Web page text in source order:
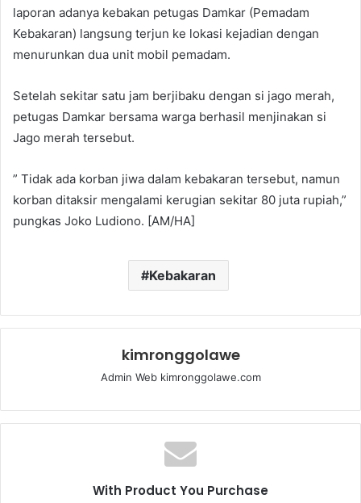
laporan adanya kebakan petugas Damkar (Pemadam
Kebakaran) langsung terjun ke lokasi kejadian dengan
menurunkan dua unit mobil pemadam.
Setelah sekitar satu jam berjibaku dengan si jago merah,
petugas Damkar bersama warga berhasil menjinakan si
Jago merah tersebut.
” Tidak ada korban jiwa dalam kebakaran tersebut, namun
korban ditaksir mengalami kerugian sekitar 80 juta rupiah,”
pungkas Joko Ludiono. [AM/HA]
Kebakaran
kimronggolawe
Admin Web kimronggolawe.com
With Product You Purchase